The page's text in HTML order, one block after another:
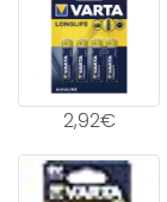
2,92€